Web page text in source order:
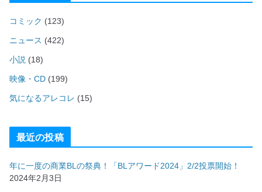
コミック (123)
ニュース (422)
小説 (18)
映像・CD (199)
気になるアレコレ (15)
最近の投稿
年に一度の商業BLの祭典！「BLアワード2024」2/2投票開始！
2024年2月3日